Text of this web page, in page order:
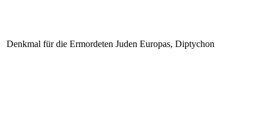
Denkmal für die Ermordeten Juden Europas, Diptychon